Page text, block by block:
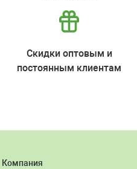
Скидки оптовым и
постоянным клиентам
Компания